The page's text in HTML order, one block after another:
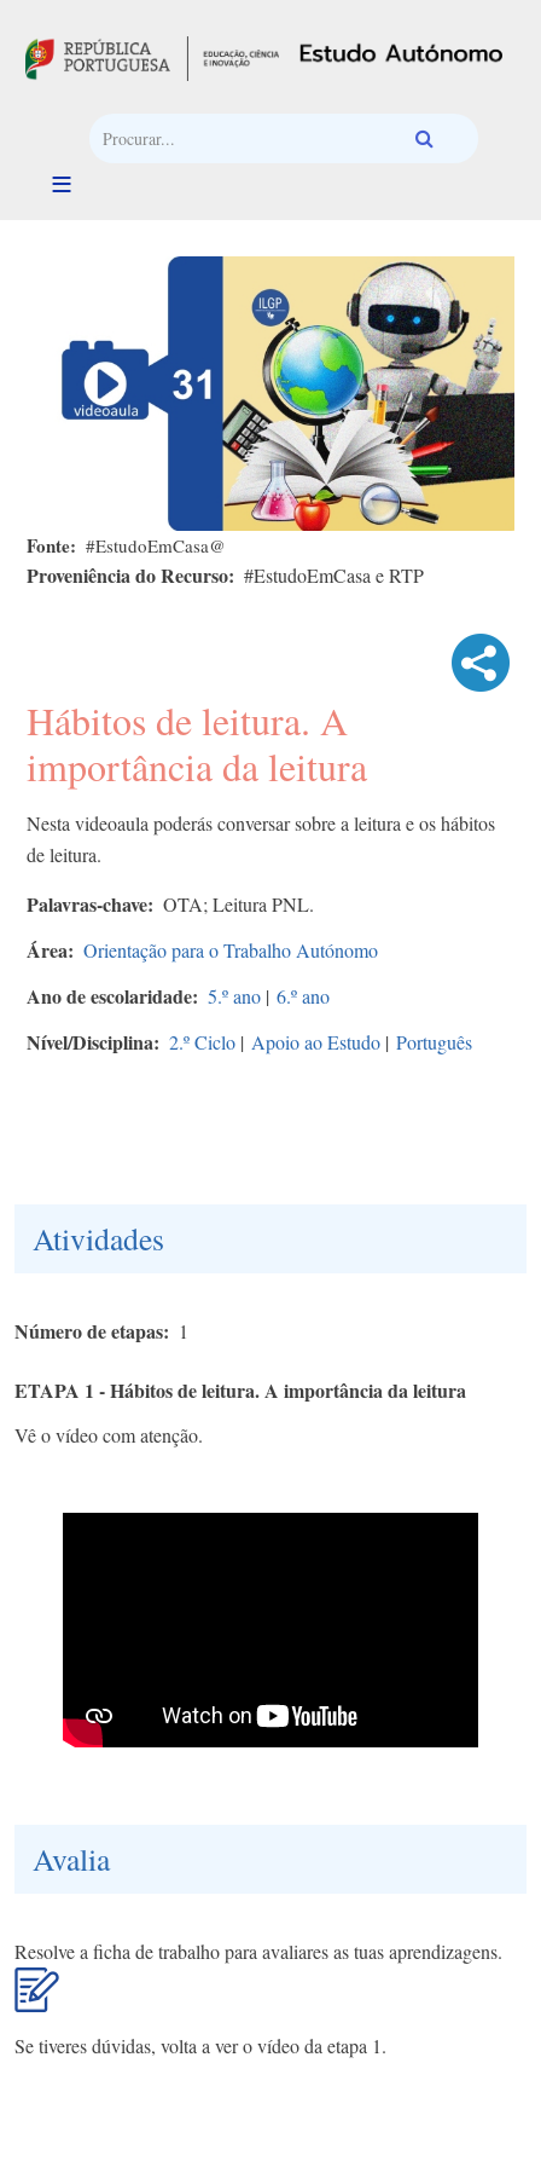
Fonte #EstudoEmCasa@
Proveniência do Recurso #EstudoEmCasa e RTP
Hábitos de leitura. A
importância da leitura
Nesta videoaula poderás conversar sobre a leitura e os hábitos
de leitura.
Palavras-chave OTA; Leitura PNL.
Área Orientação para o Trabalho Autónomo
Ano de escolaridade 5.º ano | 6.º ano
Nível/Disciplina 2.º Ciclo | Apoio ao Estudo | Português
Atividades
Número de etapas 1
ETAPA 1 - Hábitos de leitura. A importância da leitura
Vê o vídeo com atenção.
Avalia
Resolve a ficha de trabalho para avaliares as tuas aprendizagens.
Se tiveres dúvidas, volta a ver o vídeo da etapa 1.